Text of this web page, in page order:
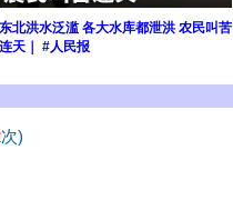
东北洪水泛滥 各大水库都泄洪 农民叫苦
连天｜ #人民报
次)